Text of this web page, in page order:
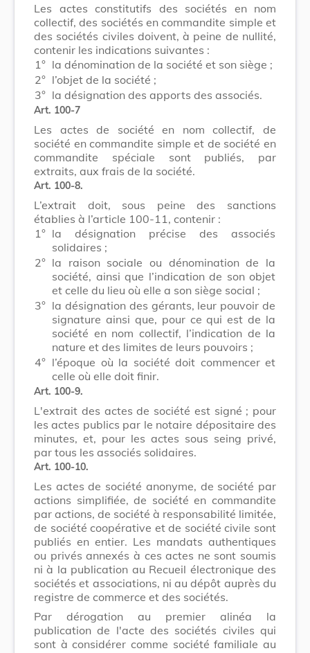
Les actes constitutifs des sociétés en nom
collectif, des sociétés en commandite simple et
des sociétés civiles doivent, à peine de nullité,
contenir les indications suivantes :
1° la dénomination de la société et son siège ;
2° l’objet de la société ;
3° la désignation des apports des associés.
Art. 100-7
Les actes de société en nom collectif, de
société en commandite simple et de société en
commandite spéciale sont publiés, par
extraits, aux frais de la société.
Art. 100-8.
L’extrait doit, sous peine des sanctions
établies à l’article 100-11, contenir :
1° la désignation précise des associés
solidaires ;
2° la raison sociale ou dénomination de la
société, ainsi que l’indication de son objet
et celle du lieu où elle a son siège social ;
3° la désignation des gérants, leur pouvoir de
signature ainsi que, pour ce qui est de la
société en nom collectif, l’indication de la
nature et des limites de leurs pouvoirs ;
4° l’époque où la société doit commencer et
celle où elle doit finir.
Art. 100-9.
L'extrait des actes de société est signé ; pour
les actes publics par le notaire dépositaire des
minutes, et, pour les actes sous seing privé,
par tous les associés solidaires.
Art. 100-10.
Les actes de société anonyme, de société par
actions simplifiée, de société en commandite
par actions, de société à responsabilité limitée,
de société coopérative et de société civile sont
publiés en entier. Les mandats authentiques
ou privés annexés à ces actes ne sont soumis
ni à la publication au Recueil électronique des
sociétés et associations, ni au dépôt auprès du
registre de commerce et des sociétés.
Par dérogation au premier alinéa la
publication de l'acte des sociétés civiles qui
sont à considérer comme société familiale au